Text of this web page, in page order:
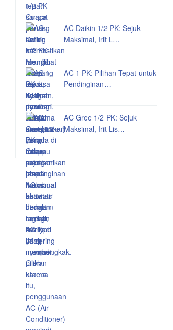
AC Daikin 1/2 PK: Sejuk
Maksimal, Irit L…
AC 1 PK: Pilihan Tepat untuk
Pendinginan…
AC Gree 1/2 PK: Sejuk
Maksimal, Irit Lis…